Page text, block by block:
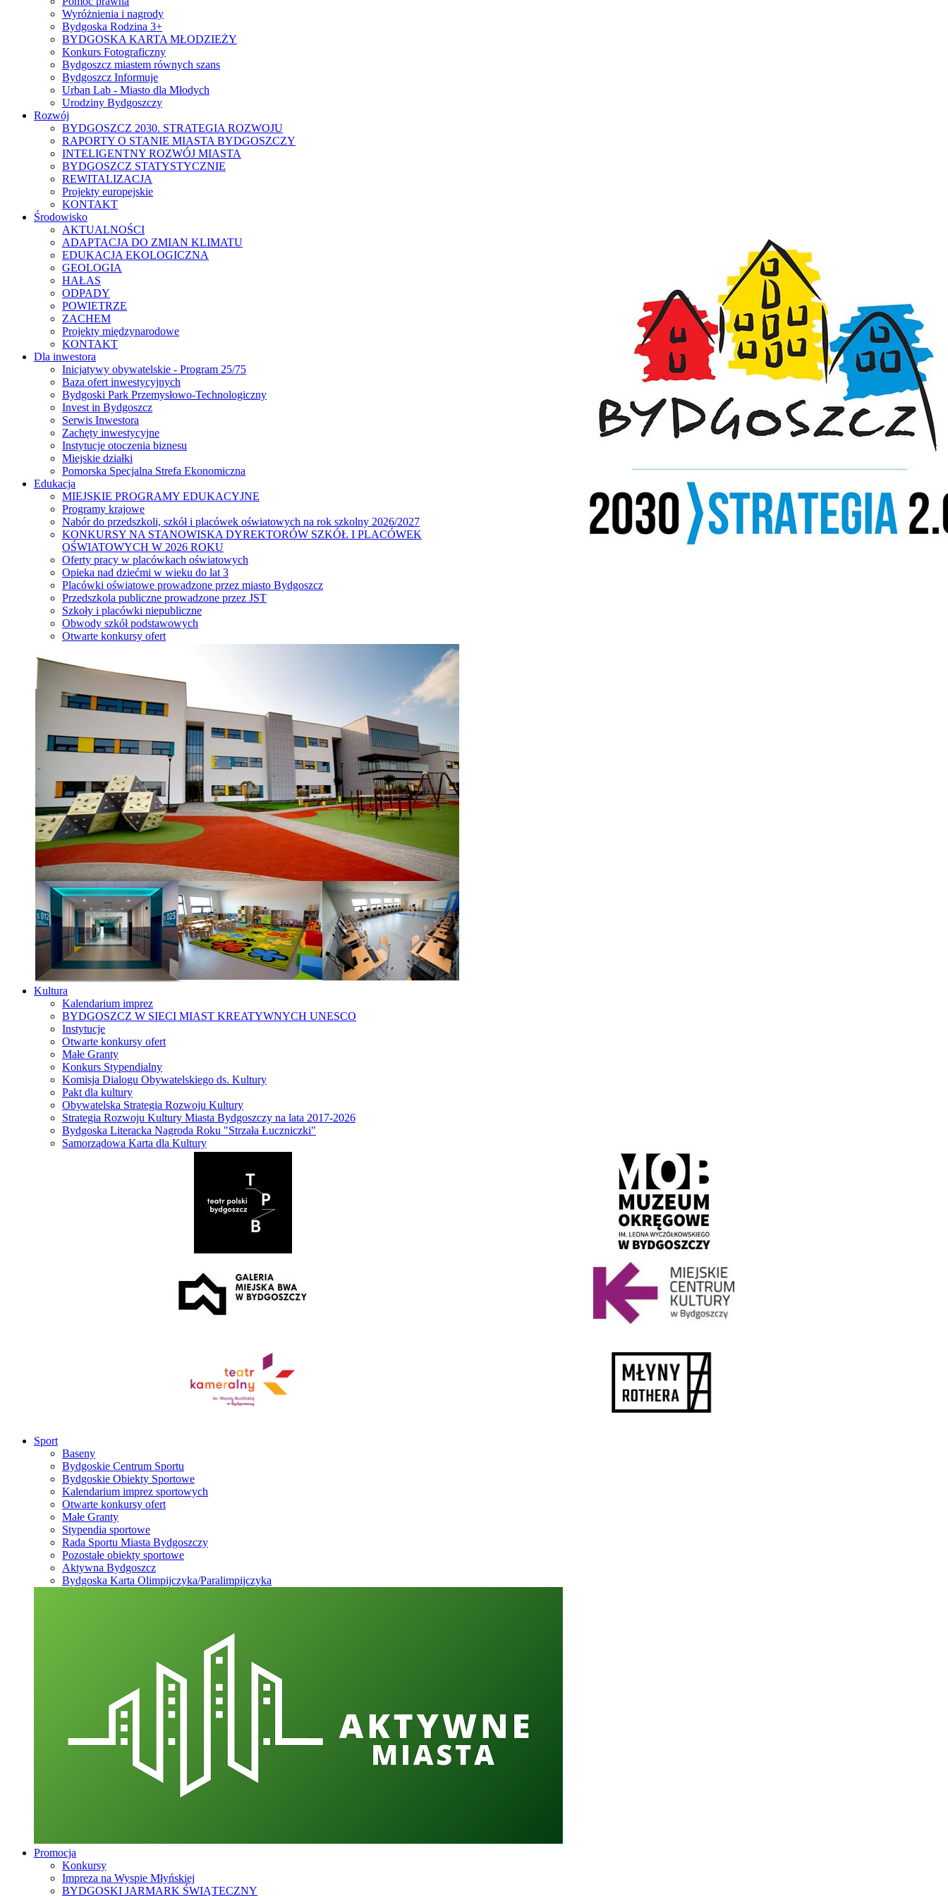
Wyróżnienia i nagrody
Bydgoska Rodzina 3+
BYDGOSKA KARTA MŁODZIEŻY
Konkurs Fotograficzny
Bydgoszcz miastem równych szans
Bydgoszcz Informuje
Urban Lab - Miasto dla Młodych
Urodziny Bydgoszczy
Rozwój
BYDGOSZCZ 2030. STRATEGIA ROZWOJU
RAPORTY O STANIE MIASTA BYDGOSZCZY
INTELIGENTNY ROZWÓJ MIASTA
BYDGOSZCZ STATYSTYCZNIE
REWITALIZACJA
Projekty europejskie
KONTAKT
Środowisko
AKTUALNOŚCI
ADAPTACJA DO ZMIAN KLIMATU
EDUKACJA EKOLOGICZNA
GEOLOGIA
HAŁAS
ODPADY
POWIETRZE
ZACHEM
Projekty międzynarodowe
KONTAKT
Dla inwestora
Inicjatywy obywatelskie - Program 25/75
Baza ofert inwestycyjnych
Bydgoski Park Przemysłowo-Technologiczny
Invest in Bydgoszcz
Serwis Inwestora
Zachęty inwestycyjne
Instytucje otoczenia biznesu
Miejskie działki
Pomorska Specjalna Strefa Ekonomiczna
Edukacja
MIEJSKIE PROGRAMY EDUKACYJNE
Programy krajowe
Nabór do przedszkoli, szkół i placówek oświatowych na rok szkolny 2026/2027
KONKURSY NA STANOWISKA DYREKTORÓW SZKÓŁ I PLACÓWEK
OŚWIATOWYCH W 2026 ROKU
Oferty pracy w placówkach oświatowych
Opieka nad dziećmi w wieku do lat 3
Placówki oświatowe prowadzone przez miasto Bydgoszcz
Przedszkola publiczne prowadzone przez JST
Szkoły i placówki niepubliczne
Obwody szkół podstawowych
Otwarte konkursy ofert
Kultura
Kalendarium imprez
BYDGOSZCZ W SIECI MIAST KREATYWNYCH UNESCO
Instytucje
Otwarte konkursy ofert
Małe Granty
Konkurs Stypendialny
Komisja Dialogu Obywatelskiego ds. Kultury
Pakt dla kultury
Obywatelska Strategia Rozwoju Kultury
Strategia Rozwoju Kultury Miasta Bydgoszczy na lata 2017-2026
Bydgoska Literacka Nagroda Roku "Strzała Łuczniczki"
Samorządowa Karta dla Kultury
Sport
Baseny
Bydgoskie Centrum Sportu
Bydgoskie Obiekty Sportowe
Kalendarium imprez sportowych
Otwarte konkursy ofert
Małe Granty
Stypendia sportowe
Rada Sportu Miasta Bydgoszczy
Pozostałe obiekty sportowe
Aktywna Bydgoszcz
Bydgoska Karta Olimpijczyka/Paralimpijczyka
Promocja
Konkursy
Impreza na Wyspie Młyńskiej
BYDGOSKI JARMARK ŚWIĄTECZNY